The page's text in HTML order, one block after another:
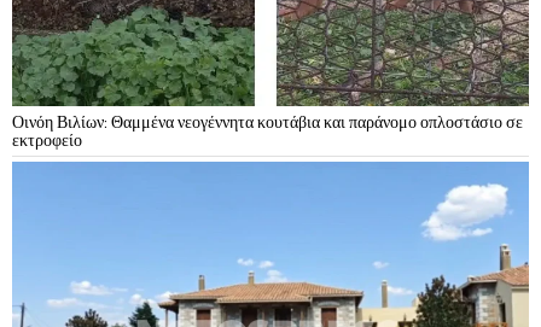
Οινόη Βιλίων: Θαμμένα νεογέννητα κουτάβια και παράνομο οπλοστάσιο σε
εκτροφείο